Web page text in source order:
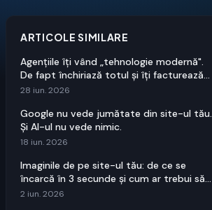
ARTICOLE SIMILARE
Agențiile îți vând „tehnologie modernă".
De fapt închiriază totul și îți facturează
ție.
28 iun. 2026
Google nu vede jumătate din site-ul tău.
Și AI-ul nu vede nimic.
18 iun. 2026
Imaginile de pe site-ul tău: de ce se
încarcă în 3 secunde și cum ar trebui să
se încarce în 0,3
2 iun. 2026